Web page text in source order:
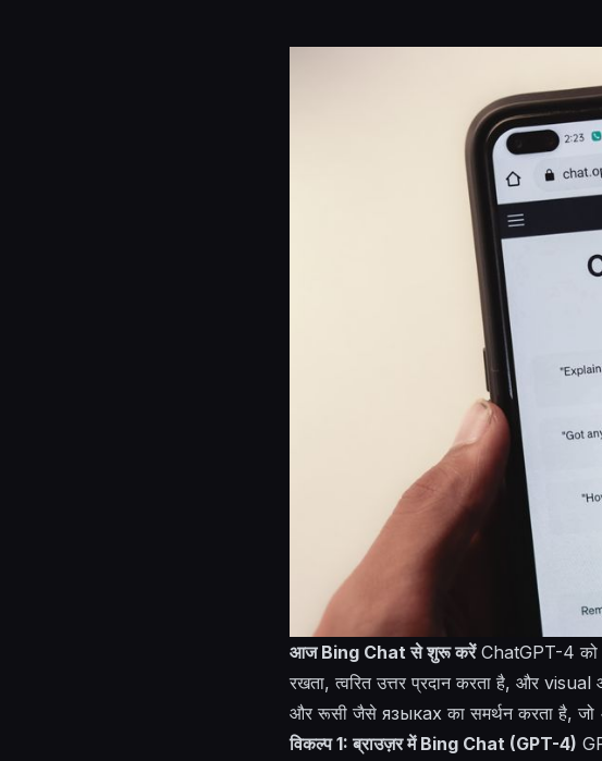
आज Bing Chat से शुरू करेंChatGPT-4 को
रखता, त्वरित उत्तर प्रदान करता है, और visual
और रूसी जैसे языках का समर्थन करता है, जो
विकल्प 1: ब्राउज़र में Bing Chat (GPT-4)